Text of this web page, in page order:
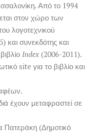
Από το 1994
στον χώρο των
λογοτεχνικού
και συνεκδότης και
Index (2006-2011).
site για το βιβλίο και
έχουν μεταφραστεί σε
(Δημοτικό